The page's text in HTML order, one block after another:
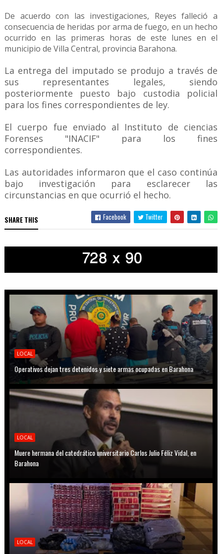
De acuerdo con las investigaciones, Reyes falleció a
consecuencia de heridas por arma de fuego, en un hecho
ocurrido en las primeras horas de este lunes en el
municipio de Villa Central, provincia Barahona.
La entrega del imputado se produjo a través de
sus representantes legales, siendo
posteriormente puesto bajo custodia policial
para los fines correspondientes de ley.
El cuerpo fue enviado al Instituto de ciencias
Forenses "INACIF" para los fines
correspondientes.
Las autoridades informaron que el caso continúa
bajo investigación para esclarecer las
circunstancias en que ocurrió el hecho.
SHARE THIS Facebook Twitter
LOCAL
Operativos dejan tres detenidos y siete armas ocupadas en Barahona
LOCAL
Muere hermana del catedrático universitario Carlos Julio Féliz Vidal, en
Barahona
LOCAL